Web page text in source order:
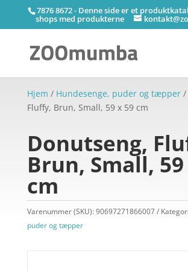
7876 8672 - Denne side er et
shops med produkterne
Hjem / Hundesenge, puder og tæpper/
Fluffy, Brun, Small, 59 x 59 cm
Donutseng,
Brun, Small, 59
cm
Varenummer (SKU):90697271866007
puder og tæpper